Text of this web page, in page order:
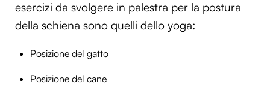
esercizi da svolgere in palestra per la postura
della schiena sono quelli dello yoga:
Posizione del gatto
Posizione del cane